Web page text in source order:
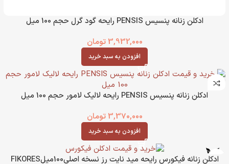
ادکلن زنانه پنسیس PENSIS رایحه گود گرل حجم 100 میل
3,932,000تومان
افزودن به سبد خرید
ادکلن زنانه پنسیس PENSIS رایحه لالیک لامور حجم 100 میل
3,370,000تومان
افزودن به سبد خرید
ادکلن زنانه فیکورس رایحه مید نایت رز نسخه اصلی100میلFIKORES